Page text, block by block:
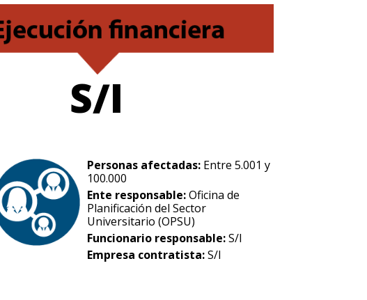
S/I
Personas afectadas: Entre 5.001 y
100.000
Ente responsable:Oficina de
Planificación del Sector
Universitario (OPSU)
Funcionario responsable:S/I
Empresa contratista:S/I